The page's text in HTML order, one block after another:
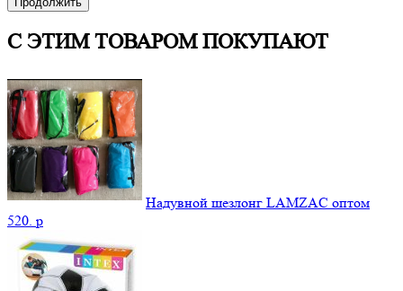
С ЭТИМ ТОВАРОМ ПОКУПАЮТ
Надувной шезлонг LAMZAC оптом
520. p